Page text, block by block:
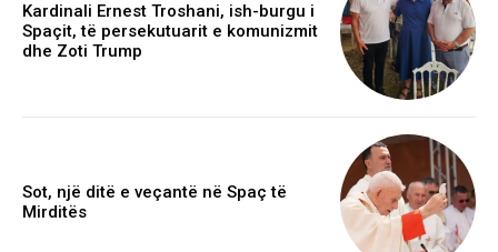
Kardinali Ernest Troshani, ish-burgu i
Spaçit, të persekutuarit e komunizmit
dhe Zoti Trump
Sot, një ditë e veçantë në Spaç të
Mirditës